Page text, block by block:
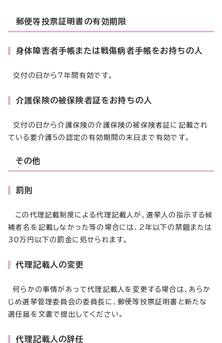
郵便等投票証明書の有効期限
身体障害者手帳または戦傷病者手帳をお持ちの人
交付の日から7年間有効です。
介護保険の被保険者証をお持ちの人
交付の日から介護保険の介護保険の被保険者証に記載され
ている要介護5の認定の有効期間の末日まで有効です。
その他
罰則
この代理記載制度による代理記載人が、選挙人の指示する候
補者名を記載しなかった等の場合には、2年以下の禁錮または
30万円以下の罰金に処せられます。
代理記載人の変更
何らかの事情があって代理記載人を変更する場合は、あらか
じめ選挙管理委員会の委員長に、郵便等投票証明書と新たな
選任届を文書で提出してください。
代理記載人の辞任